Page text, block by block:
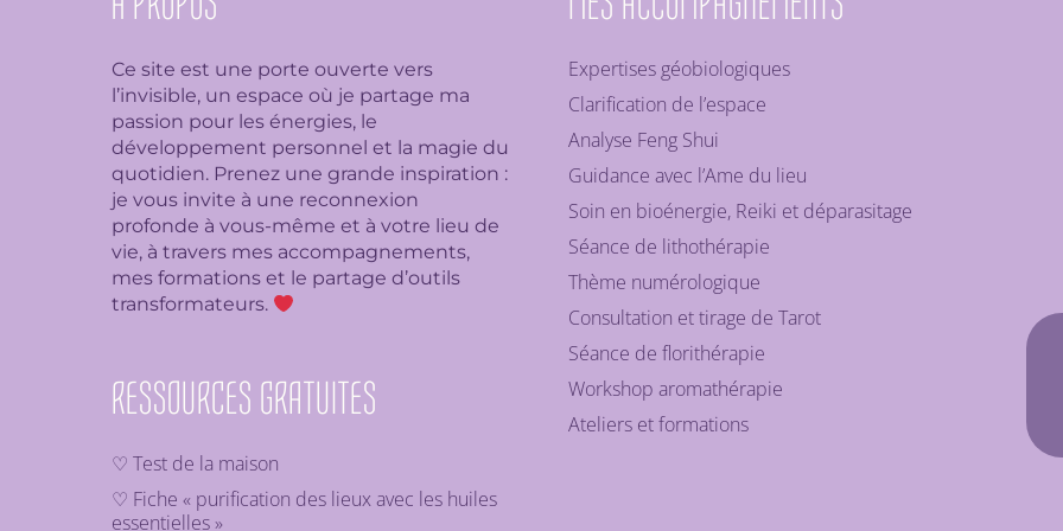
Ce site est une porte ouverte vers
l’invisible, un espace où je partage ma
passion pour les énergies, le
développement personnel et la magie du
quotidien. Prenez une grande inspiration :
je vous invite à une reconnexion
profonde à vous-même et à votre lieu de
vie, à travers mes accompagnements,
mes formations et le partage d’outils
transformateurs.
RESSOURCES GRATUITES
♡ Test de la maison
♡ Fiche « purification des lieux avec les huiles
essentielles »
Expertises géobiologiques
Clarification de l’espace
Analyse Feng Shui
Guidance avec l’Ame du lieu
Soin en bioénergie, Reiki et déparasitage
Séance de lithothérapie
Thème numérologique
Consultation et tirage de Tarot
Séance de florithérapie
Workshop aromathérapie
Ateliers et formations